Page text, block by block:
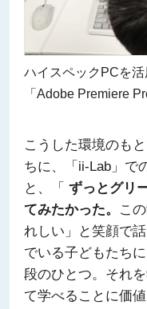
ハイスペックPCを
「Adobe Premiere
こうした環境のも
ちに、「ii-Lab」で
と、「 ずっとグリ
てみたかった。
こ
れしい」と笑顔で
でいる子どもたち
段のひとつ。それ
て学べることに価